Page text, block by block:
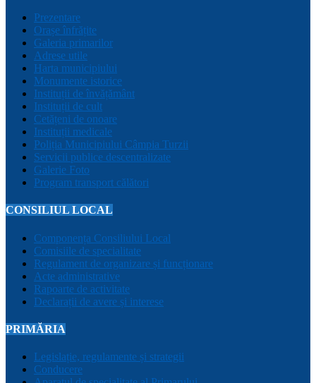
Prezentare
Orașe înfrățite
Galeria primarilor
Adrese utile
Harta municipiului
Monumente istorice
Instituții de învățământ
Instituții de cult
Cetățeni de onoare
Instituții medicale
Poliția Municipiului Câmpia Turzii
Servicii publice descentralizate
Galerie Foto
Program transport călători
CONSILIUL LOCAL
Componența Consiliului Local
Comisiile de specialitate
Regulament de organizare și funcționare
Acte administrative
Rapoarte de activitate
Declarații de avere și interese
PRIMĂRIA
Legislație, regulamente și strategii
Conducere